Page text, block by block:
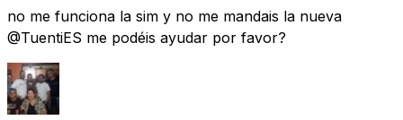
no me funciona la sim y no me mandais la nueva
@TuentiES me podéis ayudar por favor?